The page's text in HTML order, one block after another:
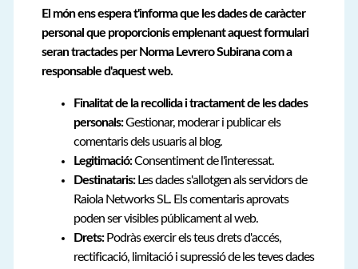
El món ens espera t'informa que les dades de caràcter
personal que proporcionis emplenant aquest formulari
seran tractades per Norma Levrero Subirana com a
responsable d'aquest web.
Finalitat de la recollida i tractament de les dades
personals:Gestionar, moderar i publicar els
comentaris dels usuaris al blog.
Legitimació:Consentiment de l'interessat.
Destinataris:Les dades s'allotgen als servidors de
Raiola Networks SL. Els comentaris aprovats
poden ser visibles públicament al web.
Drets:Podràs exercir els teus drets d'accés,
rectificació, limitació i supressió de les teves dades